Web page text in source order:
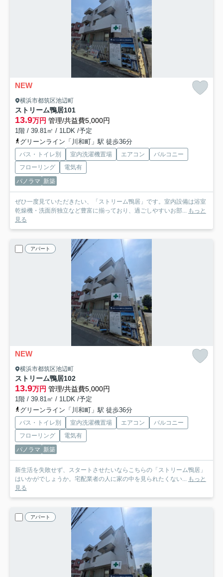
NEW
横浜市都筑区池辺町
ストリーム鴨居101
13.9万円 管理/共益費5,000円
1階 / 39.81㎡ / 1LDK /予定
グリーンライン「川和町」駅 徒歩36分
バス・トイレ別 室内洗濯機置場 エアコン
バルコニー
フローリング
電気有
パノラマ 新築
ぜひ一度見ていただきたい、「ストリーム鴨居」です。室内設備は浴室
乾燥機・洗面所独立など豊富に揃っており、過ごしやすいお部...
もっと
見る
アパート
NEW
横浜市都筑区池辺町
ストリーム鴨居102
13.9万円 管理/共益費5,000円
1階 / 39.81㎡ / 1LDK /予定
グリーンライン「川和町」駅 徒歩36分
バス・トイレ別 室内洗濯機置場 エアコン
バルコニー
フローリング
電気有
パノラマ 新築
新生活を失敗せず、スタートさせたいならこちらの「ストリーム鴨居」
はいかがでしょうか。宅配業者の人に家の中を見られたくない...
もっと
見る
アパート